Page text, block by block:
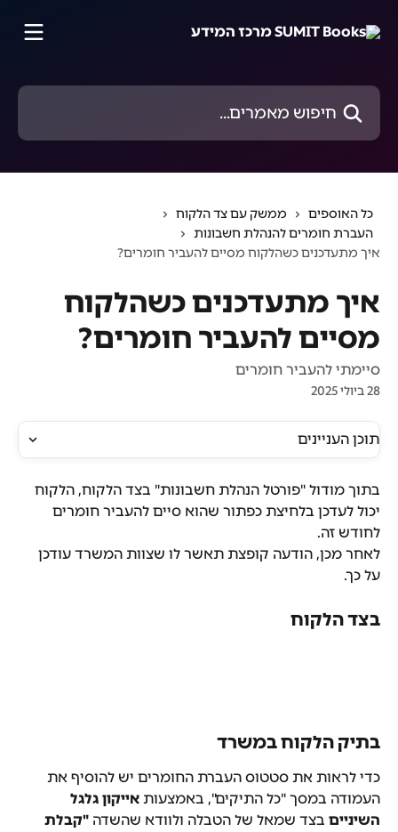
חיפוש מאמרים...
כל האוספים
ממשק עם צד הלקוח
העברת חומרים להנהלת חשבונות
איך מתעדכנים כשהלקוח מסיים להעביר חומרים?
איך מתעדכנים כשהלקוח
מסיים להעביר חומרים?
סיימתי להעביר חומרים
28 ביולי 2025
תוכן העניינים
בתוך מודול "פורטל הנהלת חשבונות" בצד הלקוח, הלקוח
יכול לעדכן בלחיצת כפתור שהוא סיים להעביר חומרים
לחודש זה.
לאחר מכן, הודעה קופצת תאשר לו שצוות המשרד עודכן
על כך.
בצד הלקוח
בתיק הלקוח במשרד
כדי לראות את סטטוס העברת החומרים יש להוסיף את
העמודה במסך "כל התיקים", באמצעות אייקון גלגל
השיניים בצד שמאל של הטבלה ולוודא שהשדה "קבלת